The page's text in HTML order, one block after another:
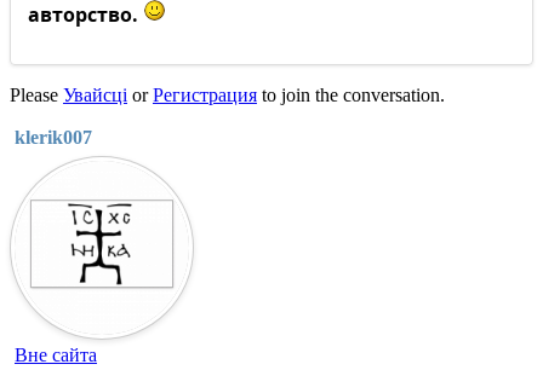
авторство.
Please Увайсці orРегистрация to join the conversation.
klerik007
Вне сайта